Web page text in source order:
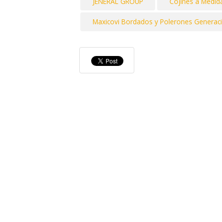
Maxicovi Bordados y Polerones